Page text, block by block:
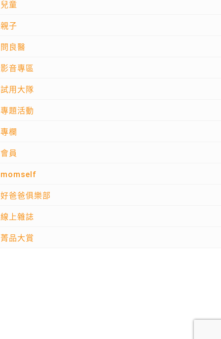
兒童
親子
問良醫
影音專區
試用大隊
專題活動
專欄
會員
momself
好爸爸俱樂部
線上雜誌
菁品大賞